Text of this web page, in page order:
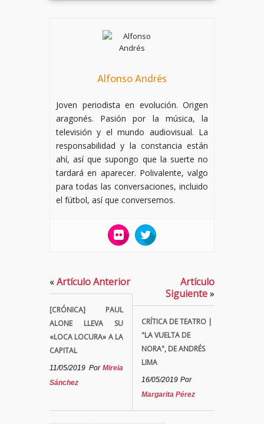
Alfonso Andrés
Joven periodista en evolución. Origen
aragonés. Pasión por la música, la
televisión y el mundo audiovisual. La
responsabilidad y la constancia están
ahí, así que supongo que la suerte no
tardará en aparecer. Polivalente, valgo
para todas las conversaciones, incluido
el fútbol, así que conversemos.
«Artículo Anterior
[CRÓNICA] PAUL
ALONE LLEVA SU
«LOCA LOCURA» A LA
CAPITAL
11/05/2019 Por Mireia
Sánchez
Artículo
Siguiente»
CRÍTICA DE TEATRO |
"LA VUELTA DE
NORA", DE ANDRÉS
LIMA
16/05/2019 Por
Margarita Pérez